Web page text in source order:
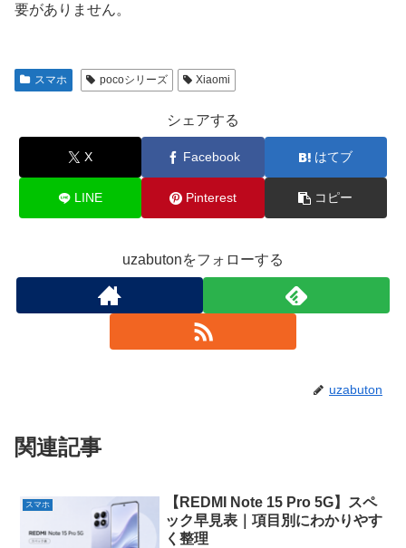
要がありません。
スマホ pocoシリーズ Xiaomi
シェアする
X Facebook はてブ
LINE Pinterest コピー
uzabutonをフォローする
uzabuton
関連記事
スマホ
【REDMI Note 15 Pro 5G】スペ
ック早見表｜項目別にわかりやす
く整理